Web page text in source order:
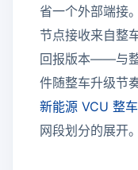
省一个外部端接
节点接收来自整
回报版本——与
件随整车升级节
新能源 VCU 整
网段划分的展开。